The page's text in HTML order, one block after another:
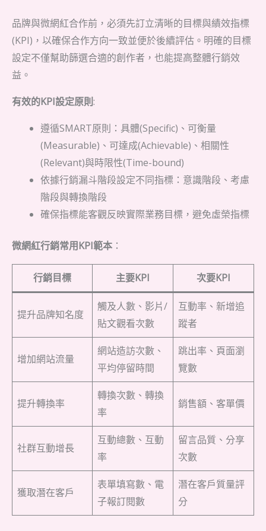
品牌與微網紅合作前，必須先訂立清晰的目標與績效指標
(KPI)，以確保合作方向一致並便於後續評估。明確的目標
設定不僅幫助篩選合適的創作者，也能提高整體行銷效
益。
有效的KPI設定原則 :
遵循SMART原則：具體(Specific)、可衡量
(Measurable)、可達成(Achievable)、相關性
(Relevant)與時限性(Time-bound)
依據行銷漏斗階段設定不同指標：意識階段、考慮
階段與轉換階段
確保指標能客觀反映實際業務目標，避免虛榮指標
微網紅行銷常用KPI範本 ：
行銷目標 主要KPI 次要KPI
提升品牌知名度
觸及人數、影片/
貼文觀看次數
互動率、新增追
蹤者
增加網站流量
網站造訪次數、
平均停留時間
跳出率、頁面瀏
覽數
提升轉換率
轉換次數、轉換
率
銷售額、客單價
社群互動增長
互動總數、互動
率
留言品質、分享
次數
獲取潛在客戶
表單填寫數、電
子報訂閱數
潛在客戶質量評
分